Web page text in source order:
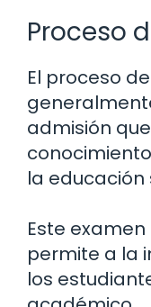
Proceso
El proceso
admisión
la educación
Este
permite a la
los